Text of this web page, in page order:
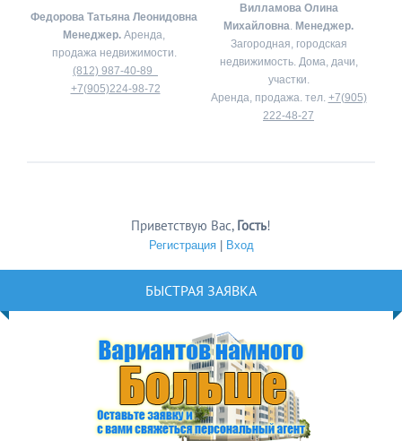
Федорова Татьяна Леонидовна
Менеджер. Аренда,
продажа недвижимости.
(812) 987-40-89
+7(905)224-98-72
Вилламова Олина
Михайловна Менеджер.
Загородная, городская
недвижимость. Дома, дачи,
участки.
Аренда, продажа. тел. +7(905)
222-48-27
Приветствую Вас, Гость!
Регистрация| Вход
БЫСТРАЯ ЗАЯВКА